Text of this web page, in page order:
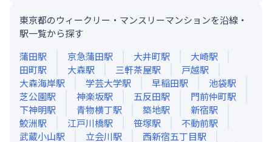
東京都のウィークリー・マンスリーマンションを沿線・
駅一覧から探す
蒲田駅 京急蒲田駅 大井町駅 大崎駅
田町駅 大森駅 三軒茶屋駅 戸越駅
大森海岸駅 学芸大学駅 早稲田駅 池袋駅
芝公園駅 神楽坂駅 五反田駅 門前仲町駅
下神明駅 青物横丁駅 築地駅 新宿駅
鮫洲駅 江戸川橋駅 笹塚駅 不動前駅
武蔵小山駅 立会川駅 西新宿五丁目駅